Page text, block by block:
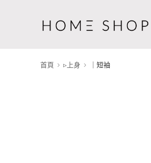
首頁 ▹上身 ｜短袖